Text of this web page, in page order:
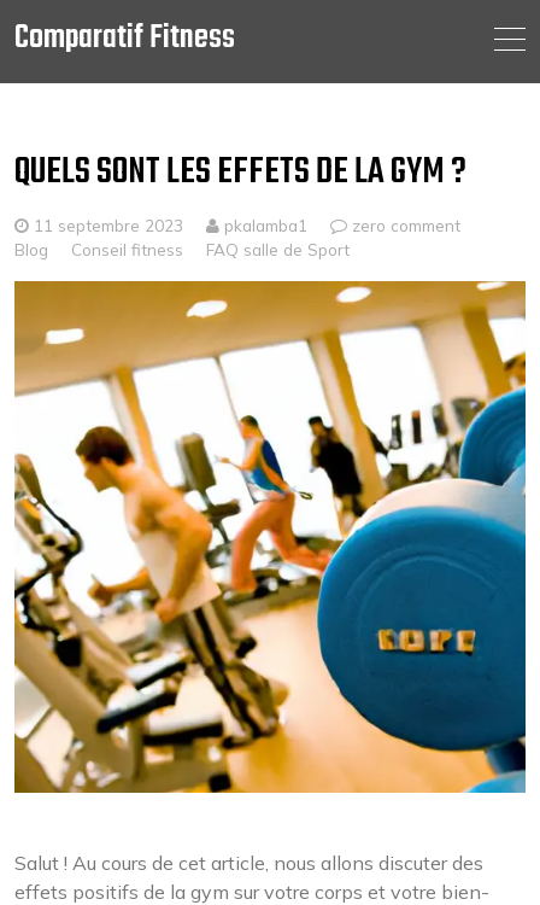
content
Comparatif Fitness
QUELS SONT LES EFFETS DE LA GYM ?
11 septembre 2023 pkalamba1
zero comment
Blog
Conseil fitness FAQ salle de Sport
Salut ! Au cours de cet article, nous allons discuter des
effets positifs de la gym sur votre corps et votre bien-